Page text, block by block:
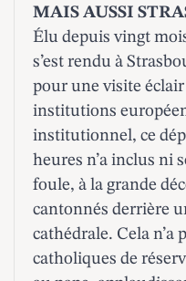
MAIS AUSSI
Élu depuis vingt
s’est rendu à
pour une visite éclair
institutions
institutionnel, ce
heures n’a inclus ni
foule, à la grande
cantonnés derrière
cathédrale. Cela n’a
catholiques de